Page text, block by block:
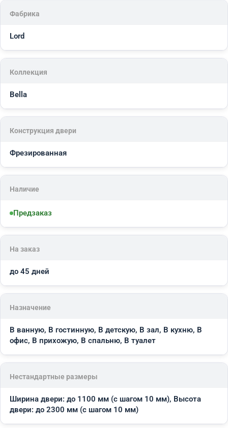
Фабрика
Lord
Коллекция
Bella
Конструкция двери
Фрезированная
Наличие
Предзаказ
На заказ
до 45 дней
Назначение
В ванную, В гостинную, В детскую, В зал, В кухню, В
офис, В прихожую, В спальню, В туалет
Нестандартные размеры
Ширина двери: до 1100 мм (с шагом 10 мм), Высота
двери: до 2300 мм (с шагом 10 мм)